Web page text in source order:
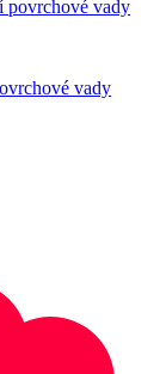
vady